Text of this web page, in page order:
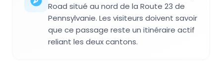
Road situé au nord de la Route 23 de
Pennsylvanie. Les visiteurs doivent savoir
que ce passage reste un itinéraire actif
reliant les deux cantons.